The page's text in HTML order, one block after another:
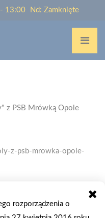
13:00 Nd: Zamknięte
z PSB Mrówką Opole
DO SZKOŁY"
rozporządzenia o